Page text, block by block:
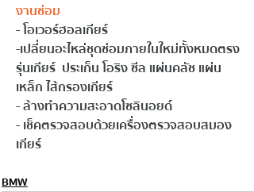
งานซ่อม
- โอเวอร์ฮอลเกียร์
-เปลี่ยนอะไหล่ชุดซ่อมภายในใหม่ทั้งหมดตรง
รุ่นเกียร์  ประเก็น โอริง ซีล แผ่นคลัช แผ่น
เหล็ก ไส้กรองเกียร์
- ล้างทำความสะอาดโซลินอยด์
- เช็คตรวจสอบด้วยเครื่องตรวจสอบสมอง
เกียร์
BMW